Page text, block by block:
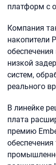
платформ с
Компания
накопители
низкой
систем,
реального
В линейке
плата
премию